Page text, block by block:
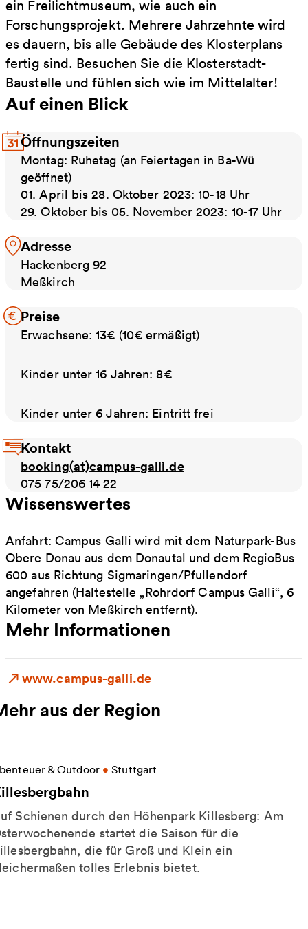
ein Freilichtmuseum, wie auch ein
Forschungsprojekt. Mehrere Jahrzehnte wird
es dauern, bis alle Gebäude des Klosterplans
fertig sind. Besuchen Sie die Klosterstadt-
Baustelle und fühlen sich wie im Mittelalter!
Auf einen Blick
Öffnungszeiten
Montag: Ruhetag (an Feiertagen in Ba-Wü
geöffnet)
01. April bis 28. Oktober 2023: 10-18 Uhr
29. Oktober bis 05. November 2023: 10-17 Uhr
Adresse
Hackenberg 92
Meßkirch
Preise
Erwachsene: 13€ (10€ ermäßigt)
Kinder unter 16 Jahren: 8€
Kinder unter 6 Jahren: Eintritt frei
Kontakt
booking(at)campus-galli.de
075 75/206 14 22
Wissenswertes
Anfahrt: Campus Galli wird mit dem Naturpark-Bus
Obere Donau aus dem Donautal und dem RegioBus
600 aus Richtung Sigmaringen/Pfullendorf
angefahren (Haltestelle „Rohrdorf Campus Galli“, 6
Kilometer von Meßkirch entfernt).
Mehr Informationen
www.campus-galli.de
aus der Region
& Outdoor • Stuttgart
Schienen durch den Höhenpark Killesberg: Am
startet die Saison für die
die für Groß und Klein ein
tolles Erlebnis bietet.
Informationen zu Killesbergbahn